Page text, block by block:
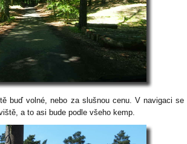
buď volné, nebo za slušnou cenu. V navigaci se
a to asi bude podle všeho kemp.